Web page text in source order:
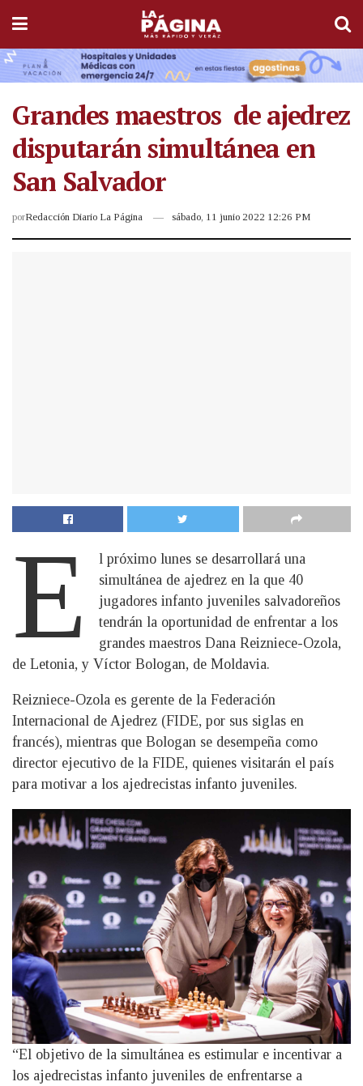
Grandes maestros de ajedrez
disputarán simultánea en
San Salvador
porRedacción Diario La Página sábado, 11 junio 2022 12:26 PM
E
l próximo lunes se desarrollará una
simultánea de ajedrez en la que 40
jugadores infanto juveniles salvadoreños
tendrán la oportunidad de enfrentar a los
grandes maestros Dana Reizniece-Ozola,
de Letonia, y Víctor Bologan, de Moldavia.
Reizniece-Ozola es gerente de la Federación
Internacional de Ajedrez (FIDE, por sus siglas en
francés), mientras que Bologan se desempeña como
director ejecutivo de la FIDE, quienes visitarán el país
para motivar a los ajedrecistas infanto juveniles.
“El objetivo de la simultánea es estimular e incentivar a
los ajedrecistas infanto juveniles de enfrentarse a